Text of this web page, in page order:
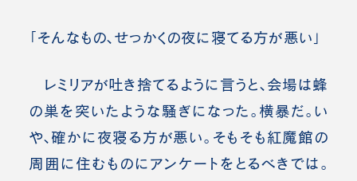
「そんなもの、せっかくの夜に寝てる方が悪い」
レミリアが吐き捨てるように言うと、会場は蜂
の巣を突いたような騒ぎになった。横暴だ。い
や、確かに夜寝る方が悪い。そもそも紅魔館の
周囲に住むものにアンケートをとるべきでは。